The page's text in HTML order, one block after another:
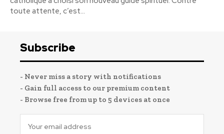
toute attente, c’est...
Subscribe
- Never miss a story with notifications
- Gain full access to our premium content
- Browse free from up to 5 devices at once